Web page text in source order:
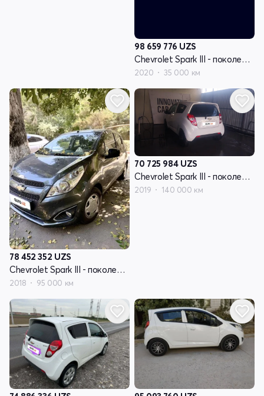
98 659 776 UZS
Chevrolet Spark III - поколение
2020 35 000 км
78 452 352 UZS
Chevrolet Spark III - поколение
2018 95 000 км
70 725 984 UZS
Chevrolet Spark III - поколение
2019 140 000 км